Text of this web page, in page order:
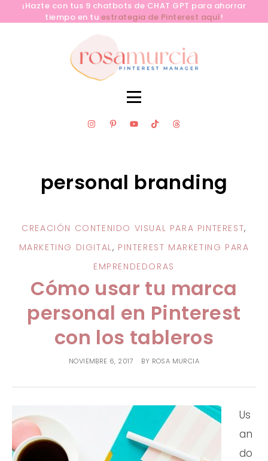
¡Hazte con tus 9 chatbots de CHAT GPT para ahorrar
tiempo en tu estrategia de Pinterest aquí!
SERVICIOS
APRENDE PINTEREST YA
CONTACTA
SOBRE MÍ
PREGUNTAS FRECUENTES
TESTIMONIALES
personal branding
CREACIÓN CONTENIDO VISUAL PARA PINTEREST,
MARKETING DIGITAL, PINTEREST MARKETING PARA
EMPRENDEDORAS
Cómo usar tu marca
personal en Pinterest
con los tableros
NOVIEMBRE 6, 2017 BY ROSA MURCIA
Us
an
do